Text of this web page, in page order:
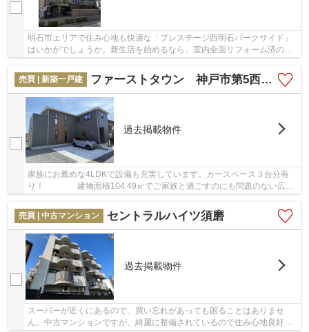
明石市エリアで住み心地も快適な「プレステージ西明石パークサイド」
はいかがでしょうか。新生活を始めるなら、室内全面リフォーム済の
売買 | 新築一戸建
ファーストタウン 神戸市第5西区天が岡
過去掲載物件
家族にお薦めな4LDKで設備も充実しています。カースペース３台分有
り！ 建物面積104.49㎡でご家族と過ごすのにも問題のない広さ
売買 | 中古マンション
セントラルハイツ須磨
過去掲載物件
スーパーが近くにあるので、買い忘れがあっても困ることはありませ
ん。中古マンションですが、綺麗に整備されているので住み心地良好で